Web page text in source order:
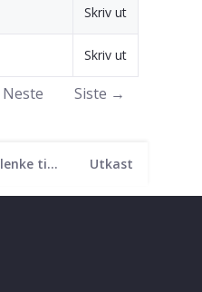
Sider som ikke har lenke til seg Utkast
Skriv ut
Skriv ut
Neste Siste →